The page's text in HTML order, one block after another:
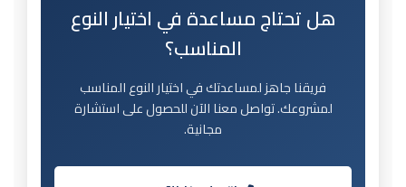
هل تحتاج مساعدة في اختيار النوع
المناسب؟
فريقنا جاهز لمساعدتك في اختيار النوع المناسب
لمشروعك. تواصل معنا الآن للحصول على استشارة
مجانية.